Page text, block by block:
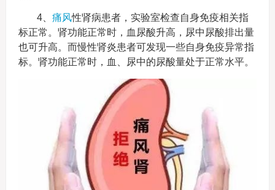
4、 痛风性肾病患者，实验室检查自身免疫相关指
标正常。肾功能正常时，血尿酸升高，尿中尿酸排出量
也可升高。而慢性肾炎患者可发现一些自身免疫异常指
标。肾功能正常时，血、尿中的尿酸量处于正常水平。